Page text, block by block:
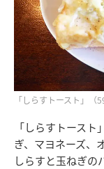
「しらすトースト」（
「しらすトース
ぎ、マヨネーズ、
しらすと玉ねぎの